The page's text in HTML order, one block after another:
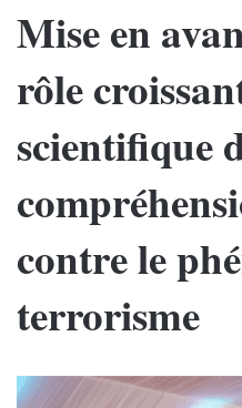
Mise en
rôle
scientifique
contre le
terrorisme